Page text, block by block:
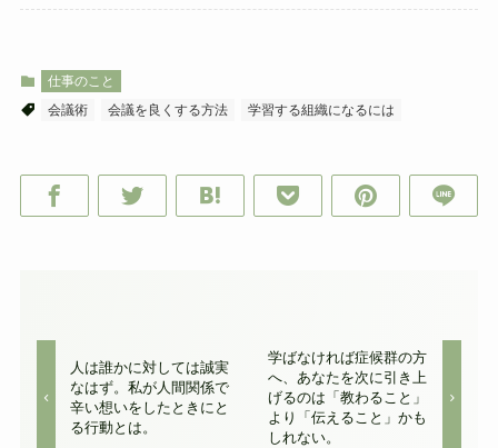
仕事のこと
会議術
会議を良くする方法 学習する組織になるには
人は誰かに対しては誠実
なはず。私が人間関係で
辛い想いをしたときにと
る行動とは。
学ばなければ症候群の方
へ、あなたを次に引き上
げるのは「教わること」
より「伝えること」かも
しれない。